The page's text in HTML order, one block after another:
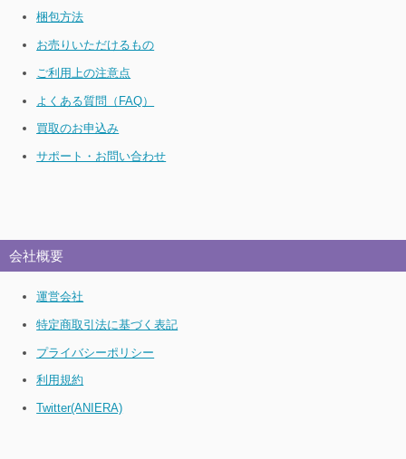
梱包方法
お売りいただけるもの
ご利用上の注意点
よくある質問（FAQ）
買取のお申込み
サポート・お問い合わせ
会社概要
運営会社
特定商取引法に基づく表記
プライバシーポリシー
利用規約
Twitter(ANIERA)